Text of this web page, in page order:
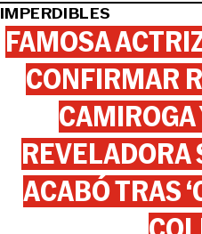
IMPERDIBLES
FAMOSA
CONFIRMAR
CAMIROGA
REVELADORA
ACABÓ TRAS